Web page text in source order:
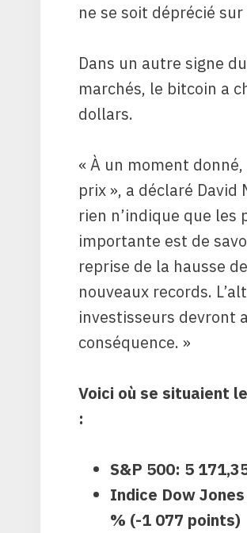
ne se soit déprécié
Dans un autre signe
marchés, le bitcoin a
dollars.
« À un moment
prix », a déclaré
rien n’indique que
importante est de
reprise de la hausse
nouveaux records.
investisseurs devront
conséquence. »
Voici où se situaient
:
S&P 500: 5
Indice Dow
% (-1 077 points)